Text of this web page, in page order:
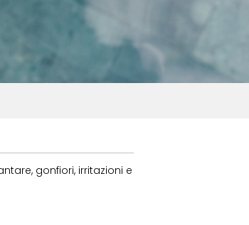
gonfiori, irritazioni e